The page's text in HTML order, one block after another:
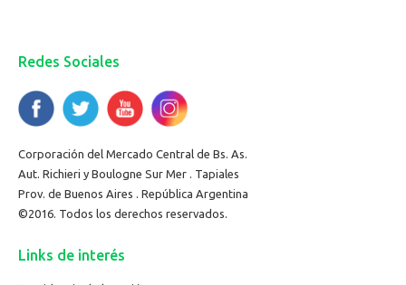
Redes Sociales
Corporación del Mercado Central de Bs. As.
Aut. Richieri y Boulogne Sur Mer . Tapiales
Prov. de Buenos Aires . República Argentina
©2016. Todos los derechos reservados.
Links de interés